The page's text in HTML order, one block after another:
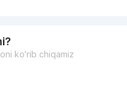
ko‘rib chiqamiz